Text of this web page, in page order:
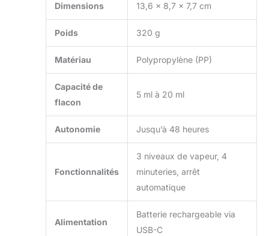
Dimensions 13,6 x 8,7 x 7,7 cm
Poids 320 g
Matériau Polypropylène (PP)
Capacité de
flacon
5 ml à 20 ml
Autonomie Jusqu’à 48 heures
Fonctionnalités
3 niveaux de vapeur, 4
minuteries, arrêt
automatique
Alimentation
Batterie rechargeable via
USB-C